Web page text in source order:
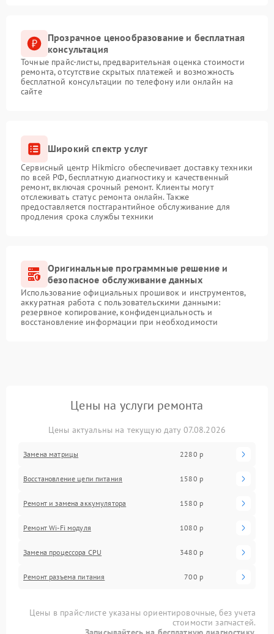
Прозрачное ценообразование и бесплатная
консультация
Точные прайс-листы, предварительная оценка стоимости
ремонта, отсутствие скрытых платежей и возможность
бесплатной консультации по телефону или онлайн на
сайте
Широкий спектр услуг
Сервисный центр Hikmicro обеспечивает доставку техники
по всей РФ, бесплатную диагностику и качественный
ремонт, включая срочный ремонт. Клиенты могут
отслеживать статус ремонта онлайн. Также
предоставляется постгарантийное обслуживание для
продления срока службы техники
Оригинальные программные решение и
безопасное обслуживание данных
Использование официальных прошивок и инструментов,
аккуратная работа с пользовательскими данными:
резервное копирование, конфиденциальность и
восстановление информации при необходимости
Цены на услуги ремонта
Цены актуальны на текущую дату 07.08.2026
Замена матрицы 2280 р
Восстановление цепи питания 1580 р
Ремонт и замена аккумулятора 1580 р
Ремонт Wi-Fi модуля 1080 р
Замена процессора CPU 3480 р
Ремонт разъема питания 700 р
Цены в прайс-листе указаны ориентировочные, без учета
стоимости запчастей.